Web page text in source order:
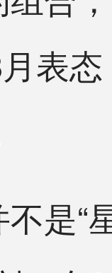
表
“星